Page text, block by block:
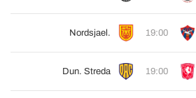
Nordsjael. 19:00
Dun. Streda 19:00